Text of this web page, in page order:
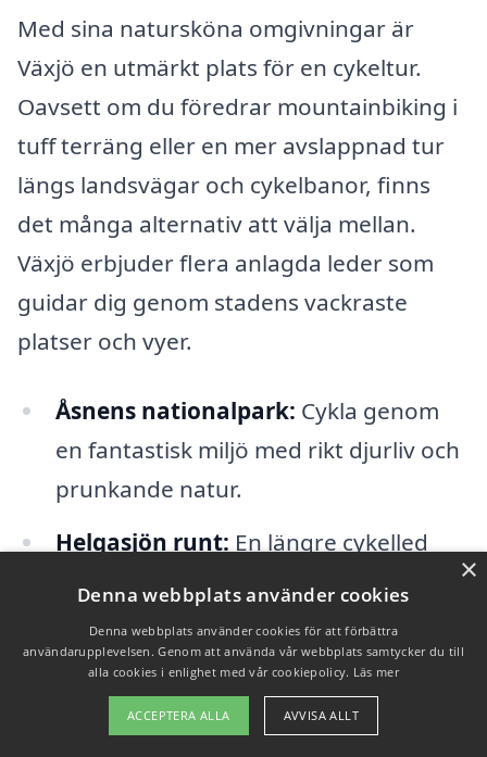
Med sina natursköna omgivningar är
Växjö en utmärkt plats för en cykeltur.
Oavsett om du föredrar mountainbiking i
tuff terräng eller en mer avslappnad tur
längs landsvägar och cykelbanor, finns
det många alternativ att välja mellan.
Växjö erbjuder flera anlagda leder som
guidar dig genom stadens vackraste
platser och vyer.
Åsnens nationalpark: Cykla genom
en fantastisk miljö med rikt djurliv och
prunkande natur.
Helgasjön runt: En längre cykelled
som tar dig runt den pittoreska sjön,
perfekt för en dagsutflykt.
Bergkvara gård:Kombinera cykling
med ett besök på en av regionens
×
Denna webbplats använder cookies
Denna webbplats använder cookies för att förbättra
användarupplevelsen. Genom att använda vår webbplats samtycker du till
alla cookies i enlighet med vår cookiepolicy. Läs mer
ACCEPTERA ALLA AVVISA ALLT